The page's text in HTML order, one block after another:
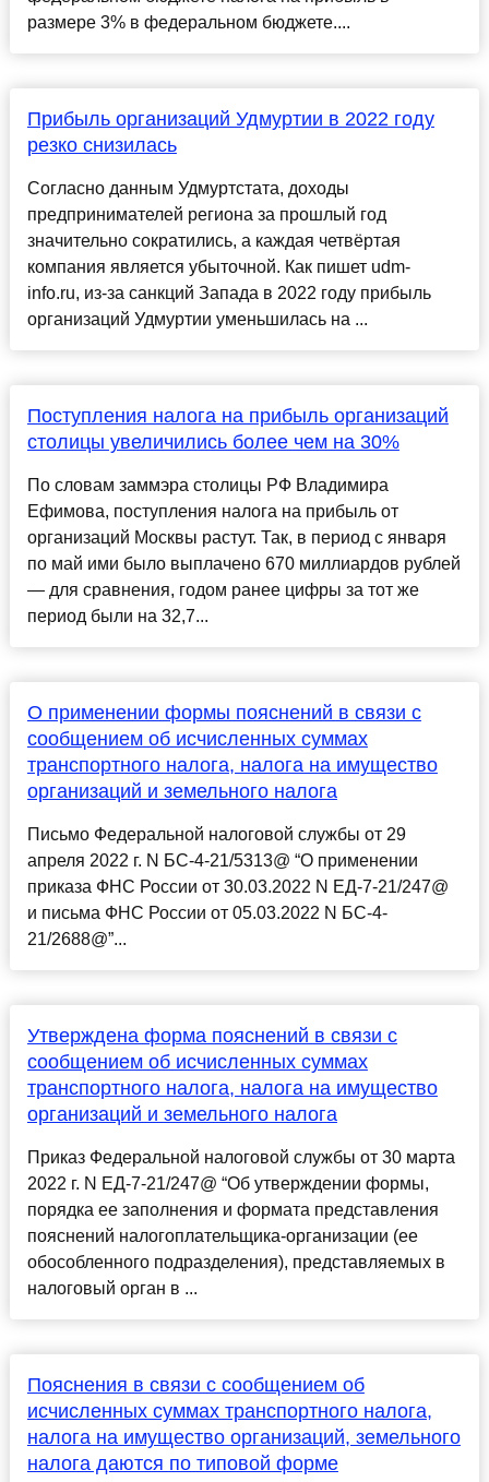
размере 3% в федеральном бюджете....
Прибыль организаций Удмуртии в 2022 году
резко снизилась
Согласно данным Удмуртстата, доходы
предпринимателей региона за прошлый год
значительно сократились, а каждая четвёртая
компания является убыточной. Как пишет udm-
info.ru, из-за санкций Запада в 2022 году прибыль
организаций Удмуртии уменьшилась на ...
Поступления налога на прибыль организаций
столицы увеличились более чем на 30%
По словам заммэра столицы РФ Владимира
Ефимова, поступления налога на прибыль от
организаций Москвы растут. Так, в период с января
по май ими было выплачено 670 миллиардов рублей
— для сравнения, годом ранее цифры за тот же
период были на 32,7...
О применении формы пояснений в связи с
сообщением об исчисленных суммах
транспортного налога, налога на имущество
организаций и земельного налога
Письмо Федеральной налоговой службы от 29
апреля 2022 г. N БС-4-21/5313@ “О применении
приказа ФНС России от 30.03.2022 N ЕД-7-21/247@
и письма ФНС России от 05.03.2022 N БС-4-
21/2688@”...
Утверждена форма пояснений в связи с
сообщением об исчисленных суммах
транспортного налога, налога на имущество
организаций и земельного налога
Приказ Федеральной налоговой службы от 30 марта
2022 г. N ЕД-7-21/247@ “Об утверждении формы,
порядка ее заполнения и формата представления
пояснений налогоплательщика-организации (ее
обособленного подразделения), представляемых в
налоговый орган в ...
Пояснения в связи с сообщением об
исчисленных суммах транспортного налога,
налога на имущество организаций, земельного
налога даются по типовой форме